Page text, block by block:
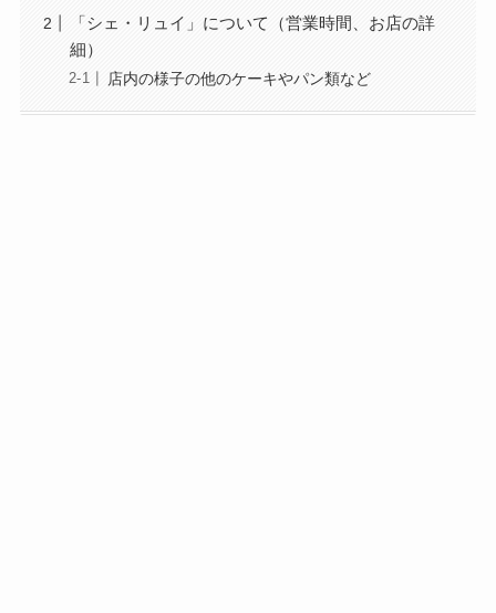
「シェ・リュイ」について（営業時間、お店の詳
細）
店内の様子の他のケーキやパン類など